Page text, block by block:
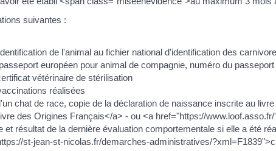
suivantes :
de l'animal au fichier national d'identification des
européen pour animal de compagnie, numéro du passeport
vétérinaire de stérilisation
réalisées
chat de race, copie de la déclaration de naissance inscrite au
des Origines Français</a> - ou <a href="https://
et résultat de la dernière évaluation comportementale si elle a été
st-jean-st-nicolas.fr/demarches-administratives/